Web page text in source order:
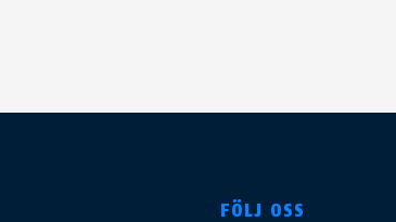
FÖLJ OSS